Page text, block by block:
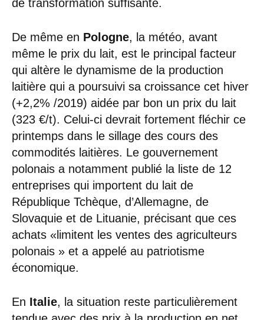
de transformation suffisante.
De même en Pologne, la météo, avant
même le prix du lait, est le principal facteur
qui altère le dynamisme de la production
laitière qui a poursuivi sa croissance cet hiver
(+2,2% /2019) aidée par bon un prix du lait
(323 €/t). Celui-ci devrait fortement fléchir ce
printemps dans le sillage des cours des
commodités laitières. Le gouvernement
polonais a notamment publié la liste de 12
entreprises qui importent du lait de
République Tchèque, d’Allemagne, de
Slovaquie et de Lituanie, précisant que ces
achats «limitent les ventes des agriculteurs
polonais » et a appelé au patriotisme
économique.
En Italie, la situation reste particulièrement